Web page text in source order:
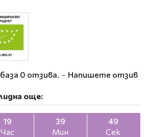
0 отзива. - Напишете отзив
още:
19
Час
39
Мин
48
Сек